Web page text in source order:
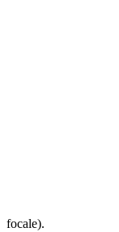
focale).